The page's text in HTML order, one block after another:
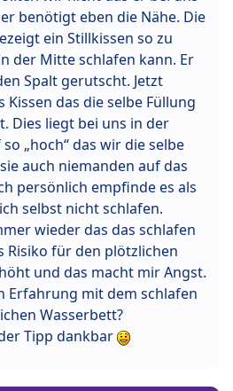
benötigt eben die Nähe. Die
ein Stillkissen so zu
der Mitte schlafen kann. Er
Spalt gerutscht. Jetzt
das die selbe Füllung
Dies liegt bei uns in der
„hoch“ das wir die selbe
auch niemanden auf das
persönlich empfinde es als
selbst nicht schlafen.
wieder das das schlafen
Risiko für den plötzlichen
und das macht mir Angst.
Erfahrung mit dem schlafen
Wasserbett?
Tipp dankbar